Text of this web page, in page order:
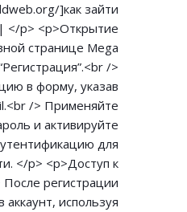
]какзайти
</p> <p>Открытие
странице Mega
/>
в форму, указав
/> Применяйте
и активируйте
для
</p> <p>Доступ к
регистрации
аккаунт, используя